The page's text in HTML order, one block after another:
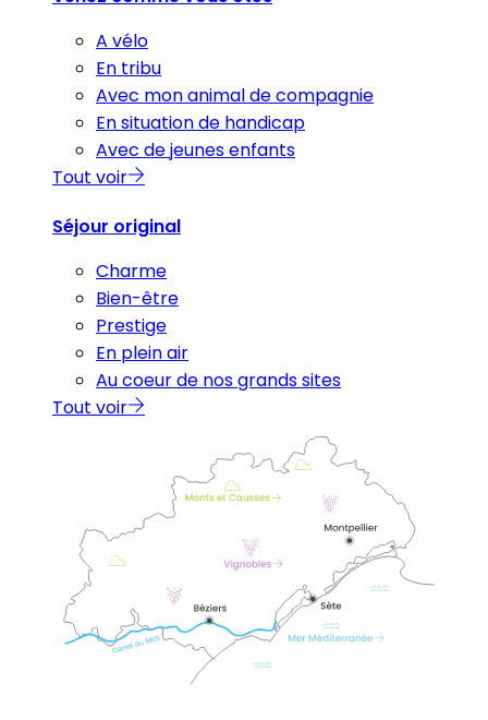
A vélo
En tribu
Avec mon animal de compagnie
En situation de handicap
Avec de jeunes enfants
Tout voir
Séjour original
Charme
Bien-être
Prestige
En plein air
Au coeur de nos grands sites
Tout voir